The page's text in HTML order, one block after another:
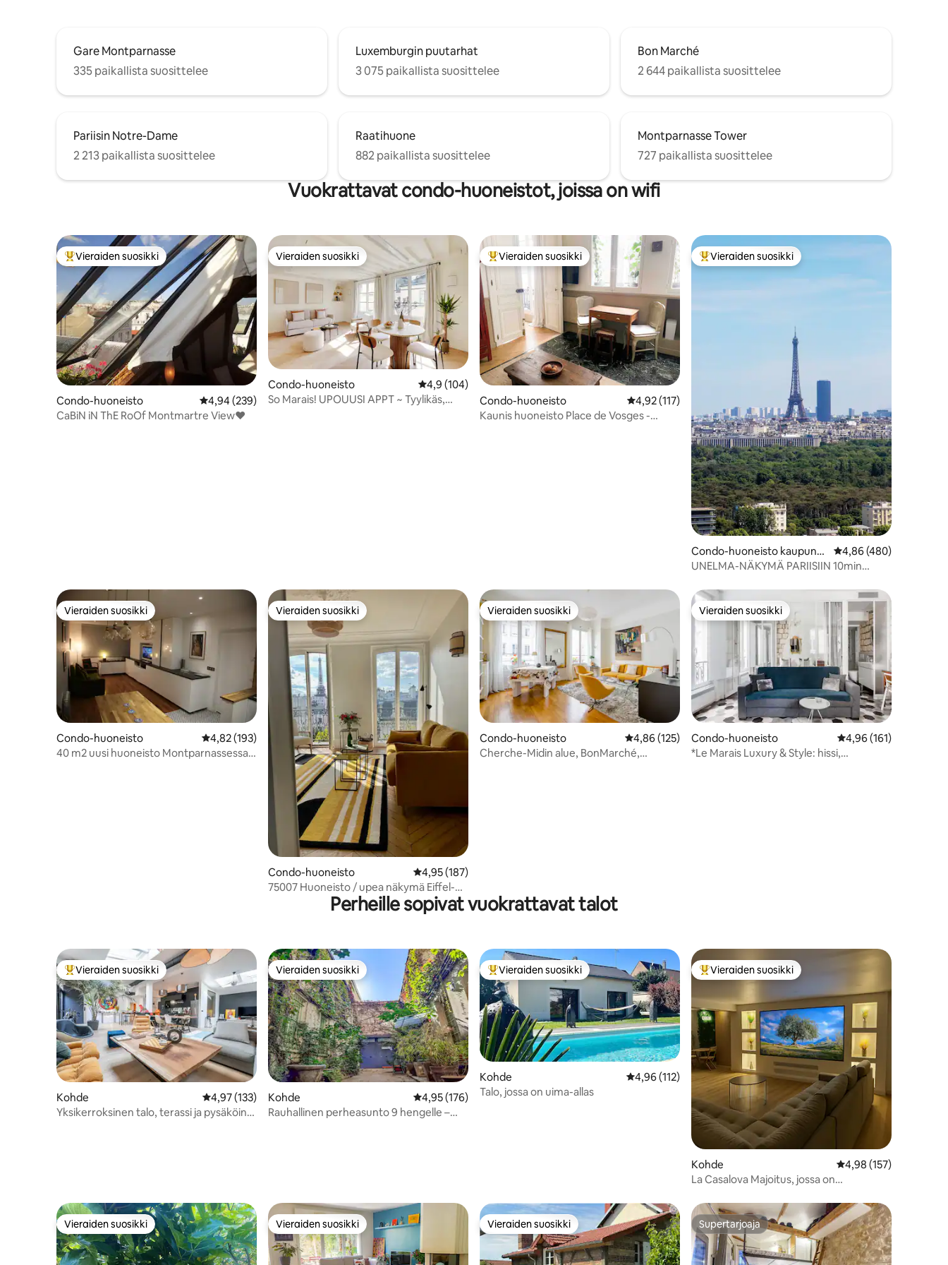
Gare Montparnasse
335 paikallista suosittelee
Luxemburgin puutarhat
3 075 paikallista suosittelee
Bon Marché
2 644 paikallista suosittelee
Pariisin Notre-Dame
2 213 paikallista suosittelee
Raatihuone
882 paikallista suosittelee
Montparnasse Tower
727 paikallista suosittelee
Vuokrattavat condo-huoneistot, joissa on wifi
Vieraiden suosikkien parhaimmistoa
Vieraiden suosikki
Condo-huoneisto Keskimääräinen arvio 4,94/5, 239 arvostelua
4,94 (239)
CaBiN iN ThE RoOf Montmartre View♥
Vieraiden suosikki
Vieraiden suosikki
Condo-huoneisto Keskimääräinen arvio 4,9/5, 104 arvostelua
4,9 (104)
So Marais! UPOUUSI APPT ~ Tyylikäs,
Vieraiden suosikkien parhaimmistoa
Vieraiden suosikki
Condo-huoneisto Keskimääräinen arvio 4,92/5, 117 arvostelua
4,92 (117)
Kaunis huoneisto Place de Vosges -
Vieraiden suosikkien parhaimmistoa
Vieraiden suosikki
Condo-huoneisto kaupungi
ssa Suresnes
Keskimääräinen arvio
4,86 (480)
UNELMA-NÄKYMÄ PARIISIIN 10min
Vieraiden suosikki
Vieraiden suosikki
Condo-huoneisto Keskimääräinen arvio 4,82/5, 193 arvostelua
4,82 (193)
40 m2 uusi huoneisto Montparnassessa,
Vieraiden suosikki
Vieraiden suosikki
Condo-huoneisto Keskimääräinen arvio 4,95/5, 187 arvostelua
4,95 (187)
75007 Huoneisto / upea näkymä Eiffel-
Vieraiden suosikki
Vieraiden suosikki
Condo-huoneisto Keskimääräinen arvio 4,86/5, 125 arvostelua
4,86 (125)
Cherche-Midin alue, BonMarché,
Vieraiden suosikki
Vieraiden suosikki
Condo-huoneisto Keskimääräinen arvio
4,96 (161)
*Le Marais Luxury & Style: hissi,
Perheille sopivat vuokrattavat talot
Vieraiden suosikkien parhaimmistoa
Vieraiden suosikki
Kohde Keskimääräinen arvio 4,97/5, 133 arvostelua
4,97 (133)
Yksikerroksinen talo, terassi ja pysäköinti,
Vieraiden suosikki
Vieraiden suosikki
Kohde Keskimääräinen arvio 4,95/5, 176 arvostelua
4,95 (176)
Rauhallinen perheasunto 9 hengelle –
Vieraiden suosikkien parhaimmistoa
Vieraiden suosikki
Kohde Keskimääräinen arvio 4,96/5, 112 arvostelua
4,96 (112)
Talo, jossa on uima-allas
Vieraiden suosikkien parhaimmistoa
Vieraiden suosikki
Kohde Keskimääräinen arvio
4,98 (157)
La Casalova Majoitus, jossa on
Vieraiden suosikki
Vieraiden suosikki Vieraiden suosikki
Vieraiden suosikki Vieraiden suosikki
Vieraiden suosikki Supertarjoaja
Supertarjoaja